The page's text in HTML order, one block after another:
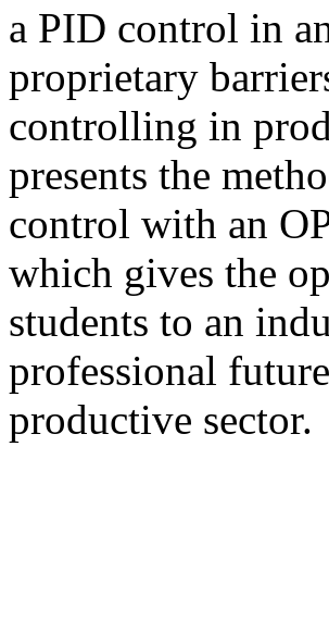
a PID control in
proprietary
controlling in
presents the
control with an
which gives the
students to an
professional
productive sector.